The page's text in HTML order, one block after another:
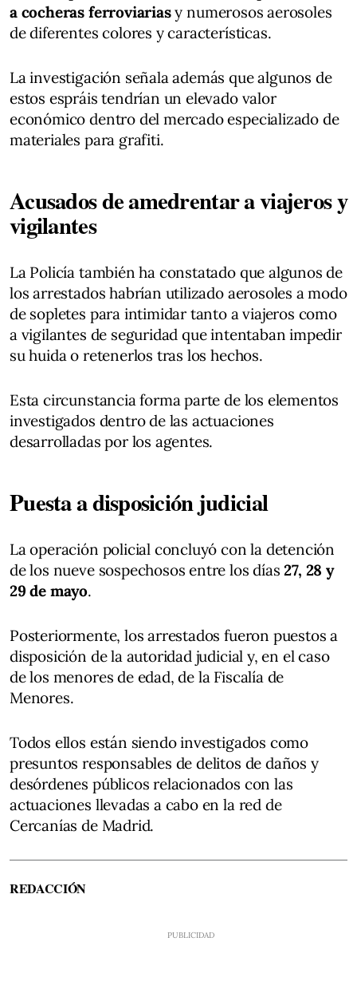
a cocheras ferroviariasy numerosos aerosoles
de diferentes colores y características.
La investigación señala además que algunos de
estos espráis tendrían un elevado valor
económico dentro del mercado especializado de
materiales para grafiti.
Acusados de amedrentar a viajeros y
vigilantes
La Policía también ha constatado que algunos de
los arrestados habrían utilizado aerosoles a modo
de sopletes para intimidar tanto a viajeros como
a vigilantes de seguridad que intentaban impedir
su huida o retenerlos tras los hechos.
Esta circunstancia forma parte de los elementos
investigados dentro de las actuaciones
desarrolladas por los agentes.
Puesta a disposición judicial
La operación policial concluyó con la detención
de los nueve sospechosos entre los días27, 28 y
29 de mayo.
Posteriormente, los arrestados fueron puestos a
disposición de la autoridad judicial y, en el caso
de los menores de edad, de la Fiscalía de
Menores.
Todos ellos están siendo investigados como
presuntos responsables de delitos de daños y
desórdenes públicos relacionados con las
actuaciones llevadas a cabo en la red de
Cercanías de Madrid.
REDACCIÓN